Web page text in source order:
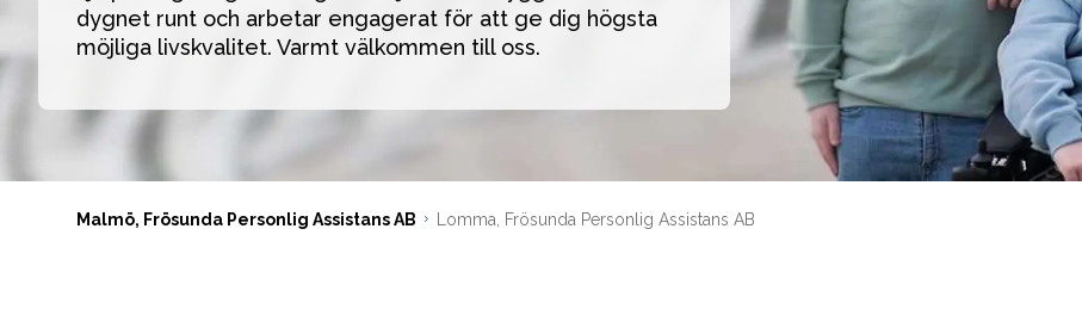
dygnet runt och arbetar engagerat för att ge dig högsta
möjliga livskvalitet. Varmt välkommen till oss.
Malmö, Frösunda Personlig Assistans AB Lomma, Frösunda Personlig Assistans AB